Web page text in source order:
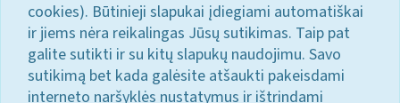
cookies). Būtinieji slapukai įdiegiami automatiškai
ir jiems nėra reikalingas Jūsų sutikimas. Taip pat
galite sutikti ir su kitų slapukų naudojimu. Savo
sutikimą bet kada galėsite atšaukti pakeisdami
interneto naršyklės nustatymus ir ištrindami